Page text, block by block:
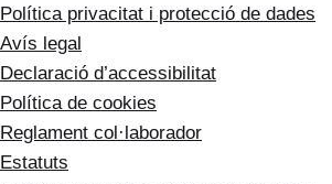
Política privacitat i protecció de dades
Avís legal
Declaració d’accessibilitat
Política de cookies
Reglament col·laborador
Estatuts